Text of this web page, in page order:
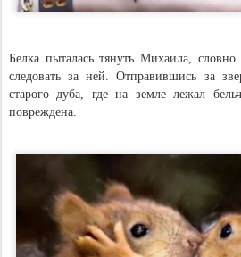
Белка пыталась тянуть Михаила,
следовать за ней. Отправившись за
старого дуба, где на земле лежал
повреждена.